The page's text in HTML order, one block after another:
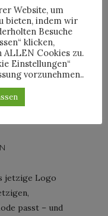
noch gibt. Ein
jetzige Logo
passt – und
Website, um
bieten, indem wir
Besuche
klicken,
ALLEN Cookies zu.
Einstellungen“
vorzunehmen..